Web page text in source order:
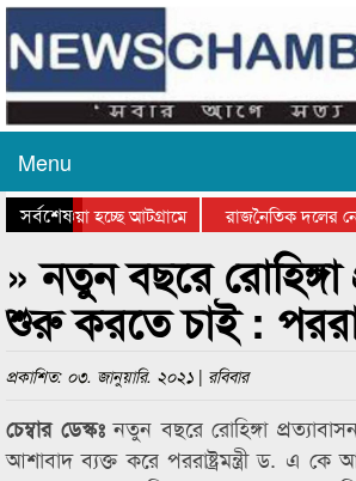
Menu
সর্বশেষ
যাওয়া হচ্ছে আটগ্রামে
রাজনৈতিক দলের
সিলেটে
» নতুন বছরে রোহিঙ্গা
শুরু করতে চাই :
প্রকাশিত: ০৩. জানুয়ারি. ২০২১ | রবিবার
চেম্বার ডেস্কঃনতুন বছরে রোহিঙ্গা
আশাবাদ ব্যক্ত করে পররাষ্ট্রমন্ত্রী ড. এ